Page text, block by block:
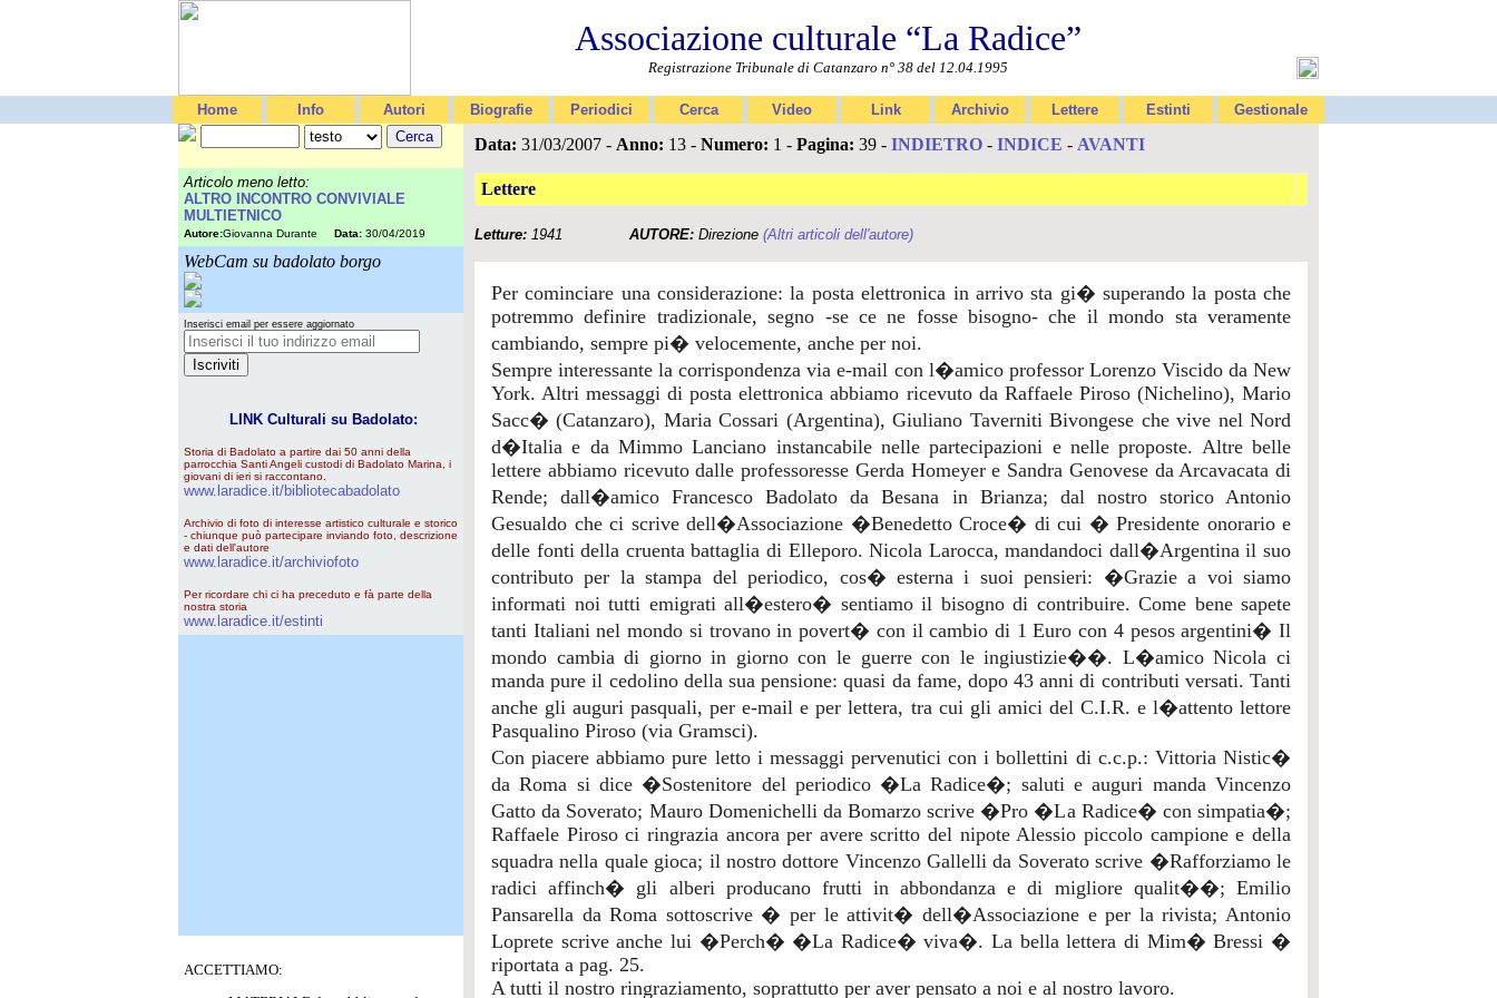
Associazione culturale “La Radice”
Registrazione Tribunale di Catanzaro n° 38 del 12.04.1995
Home Info Autori Biografie Periodici Cerca Video Link Archivio Lettere Estinti Gestionale
Articolo meno letto:
ALTRO INCONTRO CONVIVIALE
MULTIETNICO
Autore:Giovanna Durante Data: 30/04/2019
WebCam su badolato borgo
Inserisci email per essere aggiornato
LINK Culturali su Badolato:
Storia di Badolato a partire dai 50 anni della
parrocchia Santi Angeli custodi di Badolato Marina, i
giovani di ieri si raccontano.
www.laradice.it/bibliotecabadolato
Archivio di foto di interesse artistico culturale e storico
- chiunque può partecipare inviando foto, descrizione
e dati dell'autore
www.laradice.it/archiviofoto
Per ricordare chi ci ha preceduto e fà parte della
nostra storia
www.laradice.it/estinti
ACCETTIAMO:
Data: 31/03/2007 - Anno: 13 - Numero: 1 - Pagina: 39 - INDIETRO - INDICE - AVANTI
Lettere
Letture: 1941 AUTORE: Direzione (Altri articoli dell'autore)
Per cominciare una considerazione: la posta elettronica in arrivo sta gi� superando la posta che
potremmo definire tradizionale, segno -se ce ne fosse bisogno- che il mondo sta veramente
cambiando, sempre pi� velocemente, anche per noi.
Sempre interessante la corrispondenza via e-mail con l�amico professor Lorenzo Viscido da New
York. Altri messaggi di posta elettronica abbiamo ricevuto da Raffaele Piroso (Nichelino), Mario
Sacc� (Catanzaro), Maria Cossari (Argentina), Giuliano Taverniti Bivongese che vive nel Nord
d�Italia e da Mimmo Lanciano instancabile nelle partecipazioni e nelle proposte. Altre belle
lettere abbiamo ricevuto dalle professoresse Gerda Homeyer e Sandra Genovese da Arcavacata di
Rende; dall�amico Francesco Badolato da Besana in Brianza; dal nostro storico Antonio
Gesualdo che ci scrive dell�Associazione �Benedetto Croce� di cui � Presidente onorario e
delle fonti della cruenta battaglia di Elleporo. Nicola Larocca, mandandoci dall�Argentina il suo
contributo per la stampa del periodico, cos� esterna i suoi pensieri: �Grazie a voi siamo
informati noi tutti emigrati all�estero� sentiamo il bisogno di contribuire. Come bene sapete
tanti Italiani nel mondo si trovano in povert� con il cambio di 1 Euro con 4 pesos argentini� Il
mondo cambia di giorno in giorno con le guerre con le ingiustizie��. L�amico Nicola ci
manda pure il cedolino della sua pensione: quasi da fame, dopo 43 anni di contributi versati. Tanti
anche gli auguri pasquali, per e-mail e per lettera, tra cui gli amici del C.I.R. e l�attento lettore
Pasqualino Piroso (via Gramsci).
Con piacere abbiamo pure letto i messaggi pervenutici con i bollettini di c.c.p.: Vittoria Nistic�
da Roma si dice �Sostenitore del periodico �La Radice�; saluti e auguri manda Vincenzo
Gatto da Soverato; Mauro Domenichelli da Bomarzo scrive �Pro �La Radice� con simpatia�;
Raffaele Piroso ci ringrazia ancora per avere scritto del nipote Alessio piccolo campione e della
squadra nella quale gioca; il nostro dottore Vincenzo Gallelli da Soverato scrive �Rafforziamo le
radici affinch� gli alberi producano frutti in abbondanza e di migliore qualit��; Emilio
Pansarella da Roma sottoscrive � per le attivit� dell�Associazione e per la rivista; Antonio
Loprete scrive anche lui �Perch� �La Radice� viva�. La bella lettera di Mim� Bressi �
riportata a pag. 25.
A tutti il nostro ringraziamento, soprattutto per aver pensato a noi e al nostro lavoro.